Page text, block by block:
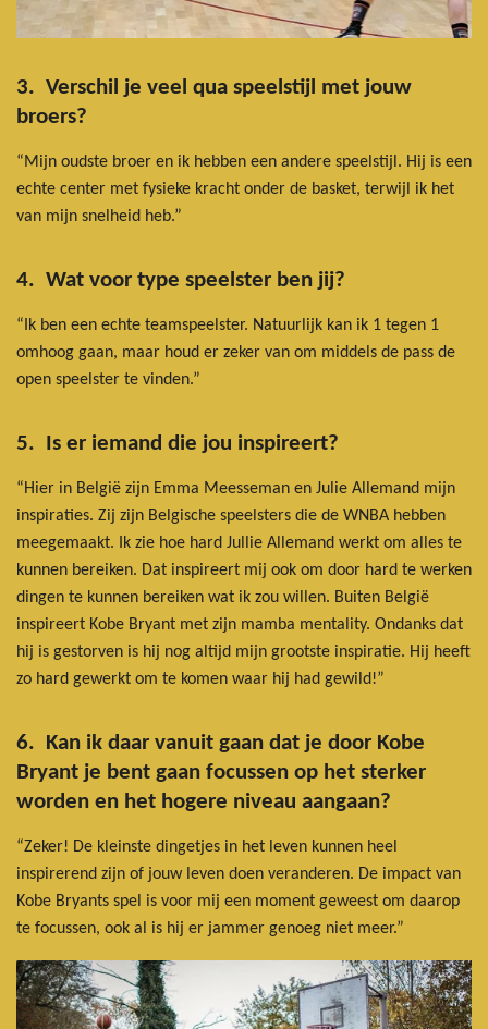
3. Verschil je veel qua speelstijl met jouw
broers?
“Mijn oudste broer en ik hebben een andere speelstijl. Hij is een
echte center met fysieke kracht onder de basket, terwijl ik het
van mijn snelheid heb.”
4. Wat voor type speelster ben jij?
“Ik ben een echte teamspeelster. Natuurlijk kan ik 1 tegen 1
omhoog gaan, maar houd er zeker van om middels de pass de
open speelster te vinden.”
5. Is er iemand die jou inspireert?
“Hier in België zijn Emma Meesseman en Julie Allemand mijn
inspiraties. Zij zijn Belgische speelsters die de WNBA hebben
meegemaakt. Ik zie hoe hard Jullie Allemand werkt om alles te
kunnen bereiken. Dat inspireert mij ook om door hard te werken
dingen te kunnen bereiken wat ik zou willen. Buiten België
inspireert Kobe Bryant met zijn mamba mentality. Ondanks dat
hij is gestorven is hij nog altijd mijn grootste inspiratie. Hij heeft
zo hard gewerkt om te komen waar hij had gewild!”
6. Kan ik daar vanuit gaan dat je door Kobe
Bryant je bent gaan focussen op het sterker
worden en het hogere niveau aangaan?
“Zeker! De kleinste dingetjes in het leven kunnen heel
inspirerend zijn of jouw leven doen veranderen. De impact van
Kobe Bryants spel is voor mij een moment geweest om daarop
te focussen, ook al is hij er jammer genoeg niet meer.”